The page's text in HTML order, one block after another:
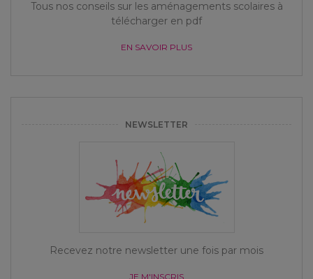
Tous nos conseils sur les aménagements scolaires à
télécharger en pdf
EN SAVOIR PLUS
NEWSLETTER
Recevez notre newsletter une fois par mois
JE M'INSCRIS